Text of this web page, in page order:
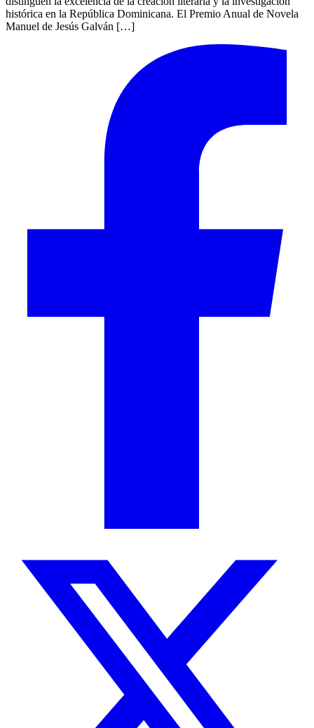
histórica en la República Dominicana. El Premio Anual de Novela
Manuel de Jesús Galván […]